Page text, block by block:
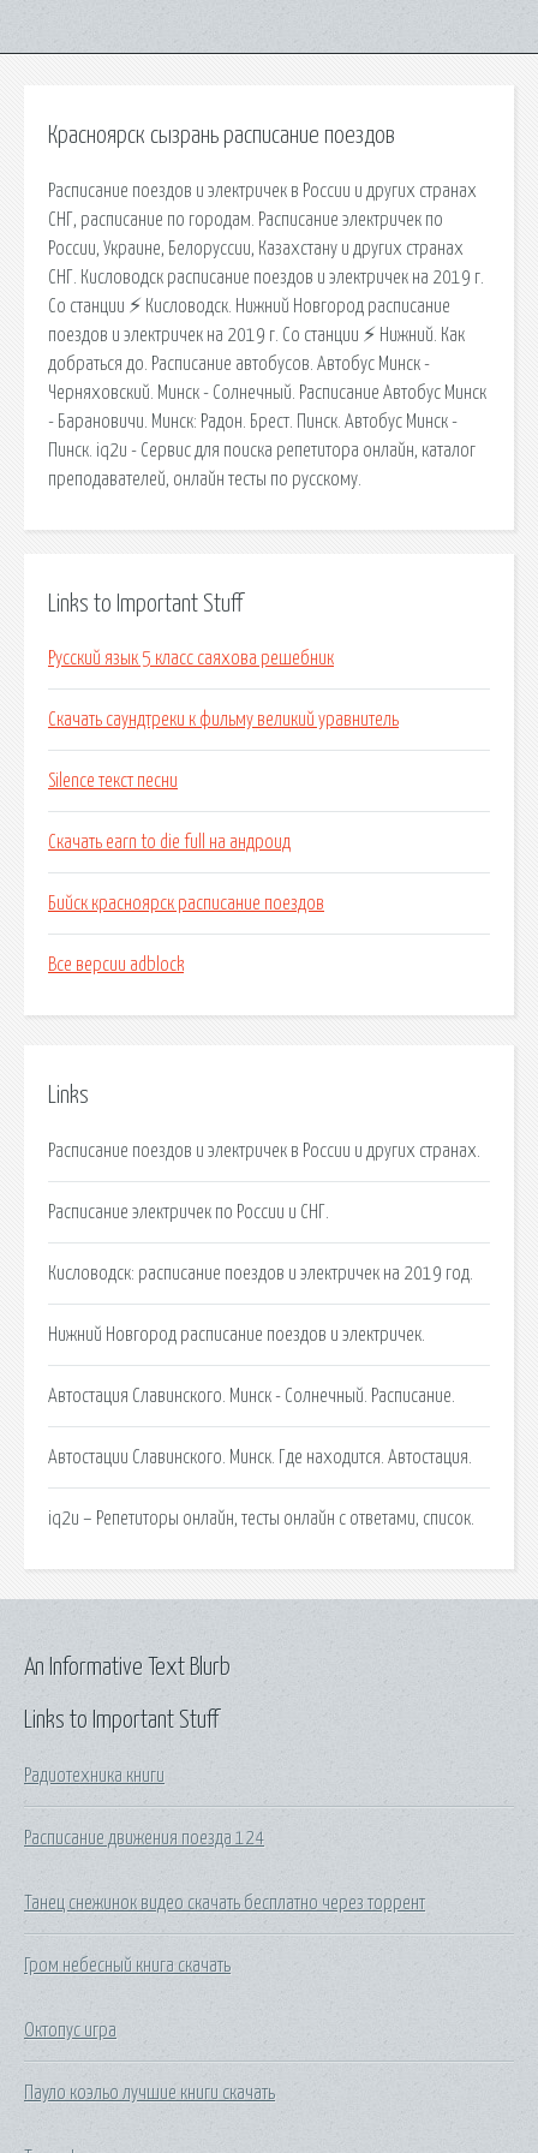
Красноярск сызрань расписание поездов
Расписание поездов и электричек в России и других странах
СНГ, расписание по городам. Расписание электричек по
России, Украине, Белоруссии, Казахстану и других странах
СНГ. Кисловодск расписание поездов и электричек на 2019 г.
Со станции ⚡ Кисловодск. Нижний Новгород расписание
поездов и электричек на 2019 г. Со станции ⚡ Нижний. Как
добраться до. Расписание автобусов. Автобус Минск -
Черняховский. Минск - Солнечный. Расписание Автобус Минск
- Барановичи. Минск: Радон. Брест. Пинск. Автобус Минск -
Пинск. iq2u - Сервис для поиска репетитора онлайн, каталог
преподавателей, онлайн тесты по русскому.
Links to Important Stuff
Русский язык 5 класс саяхова решебник
Скачать саундтреки к фильму великий уравнитель
Silence текст песни
Скачать earn to die full на андроид
Бийск красноярск расписание поездов
Все версии adblock
Links
Расписание поездов и электричек в России и других странах.
Расписание электричек по России и СНГ.
Кисловодск: расписание поездов и электричек на 2019 год.
Нижний Новгород расписание поездов и электричек.
Автостация Славинского. Минск - Солнечный. Расписание.
Автостации Славинского. Минск. Где находится. Автостация.
iq2u – Репетиторы онлайн, тесты онлайн с ответами, список.
Links to Important Stuff
Радиотехника книги
Расписание движения поезда 124
Танец снежинок видео скачать бесплатно через торрент
Гром небесный книга скачать
Октопус игра
Пауло коэльо лучшие книги скачать
An Informative Text Blurb